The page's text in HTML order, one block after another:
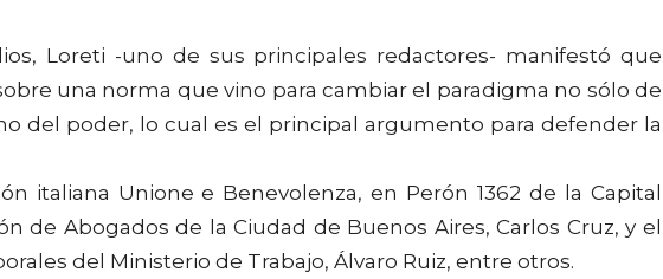
Loreti -uno de sus principales redactores- manifestó que
una norma que vino para cambiar el paradigma no sólo de
del poder, lo cual es el principal argumento para defender la
italiana Unione e Benevolenza, en Perón 1362 de la Capital
de Abogados de la Ciudad de Buenos Aires, Carlos Cruz, y el
del Ministerio de Trabajo, Álvaro Ruiz, entre otros.